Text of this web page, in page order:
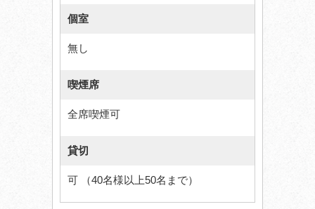
個室
無し
喫煙席
全席喫煙可
貸切
可 （40名様以上50名まで）